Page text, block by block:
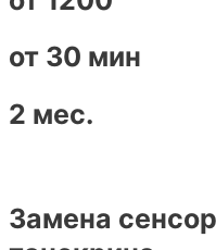
от 30 мин
2 мес.
Замена